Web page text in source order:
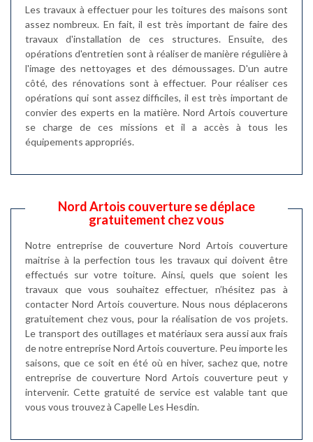
Les travaux à effectuer pour les toitures des maisons sont
assez nombreux. En fait, il est très important de faire des
travaux d'installation de ces structures. Ensuite, des
opérations d'entretien sont à réaliser de manière régulière à
l'image des nettoyages et des démoussages. D'un autre
côté, des rénovations sont à effectuer. Pour réaliser ces
opérations qui sont assez difficiles, il est très important de
convier des experts en la matière. Nord Artois couverture
se charge de ces missions et il a accès à tous les
équipements appropriés.
Nord Artois couverture se déplace
gratuitement chez vous
Notre entreprise de couverture Nord Artois couverture
maitrise à la perfection tous les travaux qui doivent être
effectués sur votre toiture. Ainsi, quels que soient les
travaux que vous souhaitez effectuer, n’hésitez pas à
contacter Nord Artois couverture. Nous nous déplacerons
gratuitement chez vous, pour la réalisation de vos projets.
Le transport des outillages et matériaux sera aussi aux frais
de notre entreprise Nord Artois couverture. Peu importe les
saisons, que ce soit en été où en hiver, sachez que, notre
entreprise de couverture Nord Artois couverture peut y
intervenir. Cette gratuité de service est valable tant que
vous vous trouvez à Capelle Les Hesdin.